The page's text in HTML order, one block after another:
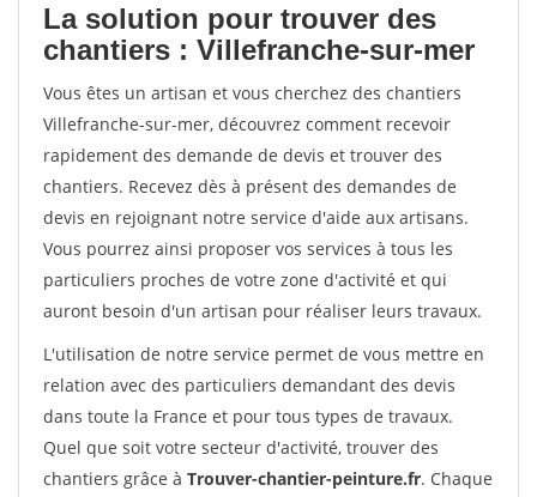
La solution pour trouver des
chantiers : Villefranche-sur-mer
Vous êtes un artisan et vous cherchez des chantiers
Villefranche-sur-mer, découvrez comment recevoir
rapidement des demande de devis et trouver des
chantiers. Recevez dès à présent des demandes de
devis en rejoignant notre service d'aide aux artisans.
Vous pourrez ainsi proposer vos services à tous les
particuliers proches de votre zone d'activité et qui
auront besoin d'un artisan pour réaliser leurs travaux.
L'utilisation de notre service permet de vous mettre en
relation avec des particuliers demandant des devis
dans toute la France et pour tous types de travaux.
Quel que soit votre secteur d'activité, trouver des
chantiers grâce à Trouver-chantier-peinture.fr. Chaque